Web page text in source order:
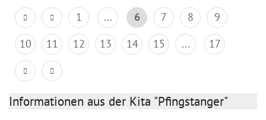
1 ... 6 7 8
9
10
11 12 13 14 15 ... 17
Informationen aus der Kita "Pfingstanger"